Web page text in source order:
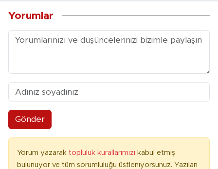
Yorumlar
Gönder
Yorum yazarak topluluk kurallarımızı kabul etmiş
bulunuyor ve tüm sorumluluğu üstleniyorsunuz. Yazılan